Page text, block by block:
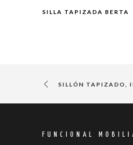
SILLA TAPIZADA BERTA
SILLÓN TAPIZADO,
FUNCIONAL